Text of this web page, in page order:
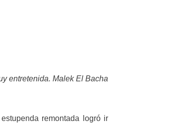
entretenida. Malek El Bacha
remontada logró ir